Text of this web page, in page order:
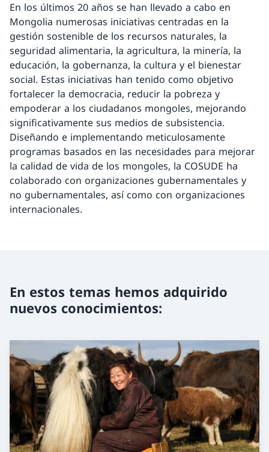
En los últimos 20 años se han llevado a cabo en
Mongolia numerosas iniciativas centradas en la
gestión sostenible de los recursos naturales, la
seguridad alimentaria, la agricultura, la minería, la
educación, la gobernanza, la cultura y el bienestar
social. Estas iniciativas han tenido como objetivo
fortalecer la democracia, reducir la pobreza y
empoderar a los ciudadanos mongoles, mejorando
significativamente sus medios de subsistencia.
Diseñando e implementando meticulosamente
programas basados en las necesidades para mejorar
la calidad de vida de los mongoles, la COSUDE ha
colaborado con organizaciones gubernamentales y
no gubernamentales, así como con organizaciones
internacionales.
En estos temas hemos adquirido
nuevos conocimientos: